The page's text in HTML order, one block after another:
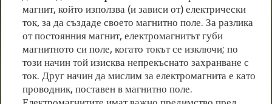
магнит, който използва (и зависи от) електрически
ток, за да създаде своето магнитно поле. За разлика
от постоянния магнит, електромагнитът губи
магнитното си поле, когато токът се изключи; по
този начин той изисква непрекъснато захранване с
ток. Друг начин да мислим за електромагнита е като
проводник, поставен в магнитно поле.